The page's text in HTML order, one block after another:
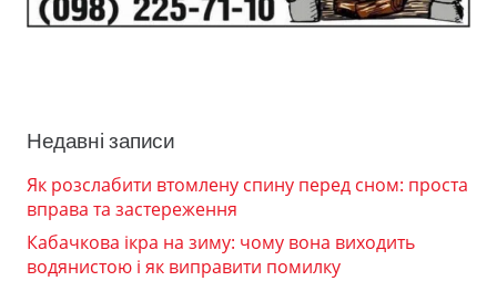
Недавні записи
Як розслабити втомлену спину перед сном: проста
вправа та застереження
Кабачкова ікра на зиму: чому вона виходить
водянистою і як виправити помилку